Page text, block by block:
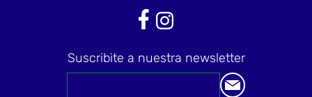
Suscribite a nuestra newsletter